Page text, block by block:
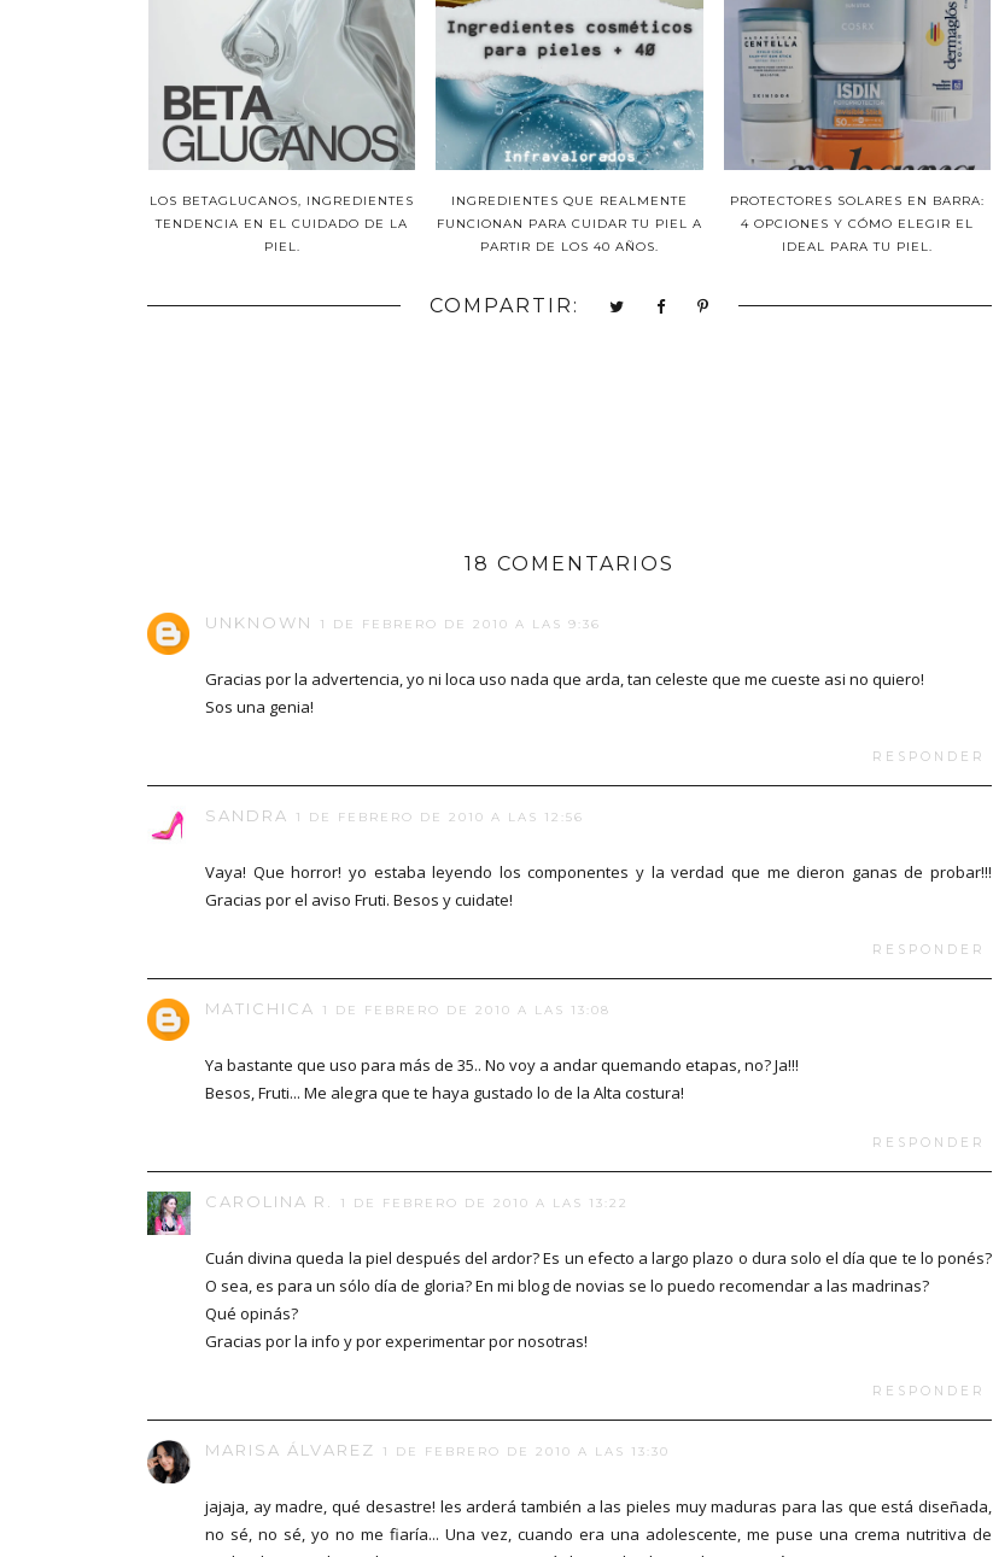
LOS BETAGLUCANOS, INGREDIENTES
TENDENCIA EN EL CUIDADO DE LA
PIEL.
INGREDIENTES QUE REALMENTE
FUNCIONAN PARA CUIDAR TU PIEL A
PARTIR DE LOS 40 AÑOS.
PROTECTORES SOLARES EN BARRA:
4 OPCIONES Y CÓMO ELEGIR EL
IDEAL PARA TU PIEL.
COMPARTIR:
18 COMENTARIOS
UNKNOWN 1 DE FEBRERO DE 2010 A LAS 9:36
Gracias por la advertencia, yo ni loca uso nada que arda, tan celeste que me cueste asi no quiero!
Sos una genia!
RESPONDER
SANDRA 1 DE FEBRERO DE 2010 A LAS 12:56
Vaya! Que horror! yo estaba leyendo los componentes y la verdad que me dieron ganas de probar!!!
Gracias por el aviso Fruti. Besos y cuidate!
RESPONDER
MATICHICA 1 DE FEBRERO DE 2010 A LAS 13:08
Ya bastante que uso para más de 35.. No voy a andar quemando etapas, no? Ja!!!
Besos, Fruti... Me alegra que te haya gustado lo de la Alta costura!
RESPONDER
CAROLINA R. 1 DE FEBRERO DE 2010 A LAS 13:22
Cuán divina queda la piel después del ardor? Es un efecto a largo plazo o dura solo el día que te lo ponés?
O sea, es para un sólo día de gloria? En mi blog de novias se lo puedo recomendar a las madrinas?
Qué opinás?
Gracias por la info y por experimentar por nosotras!
RESPONDER
MARISA ÁLVAREZ 1 DE FEBRERO DE 2010 A LAS 13:30
jajaja, ay madre, qué desastre! les arderá también a las pieles muy maduras para las que está diseñada,
no sé, no sé, yo no me fiaría... Una vez, cuando era una adolescente, me puse una crema nutritiva de